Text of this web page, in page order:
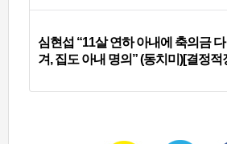
심현섭 “11살 연하 아내에 축의금
겨, 집도 아내 명의” (동치미)[결정적